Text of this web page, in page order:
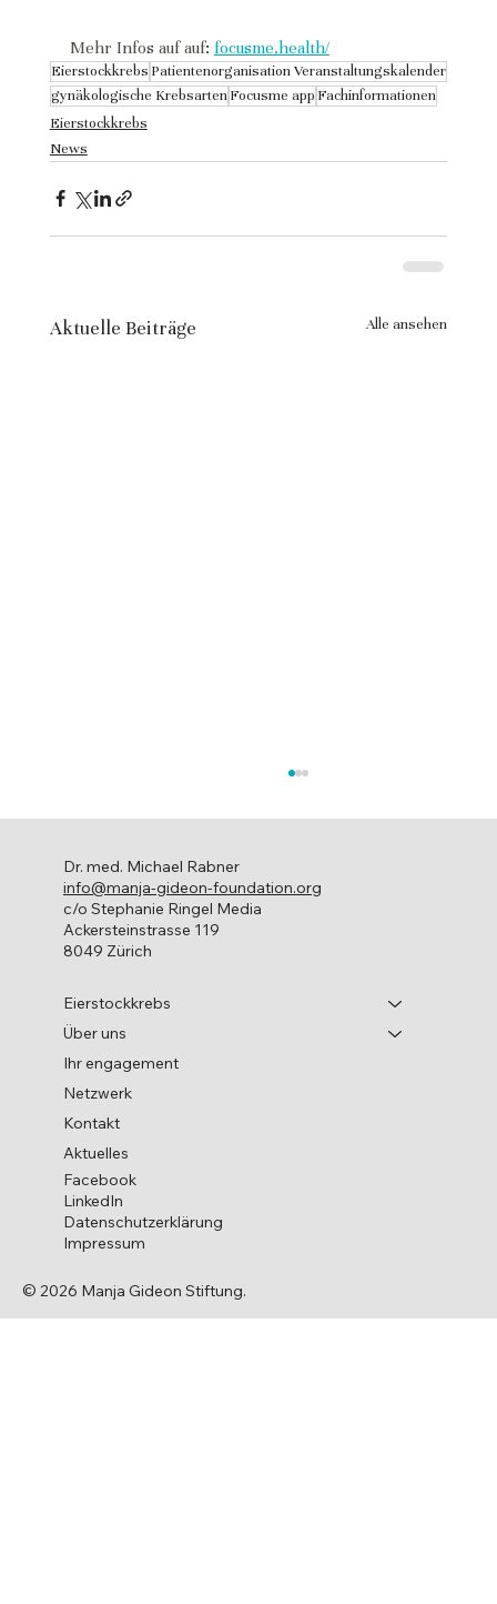
Mehr Infos auf auf: focusme.health/
Eierstockkrebs Patientenorganisation Veranstaltungskalender
gynäkologische Krebsarten Focusme app Fachinformationen
Eierstockkrebs
News
Aktuelle Beiträge Alle ansehen
Leben mit Krebs
Facebook
LinkedIn
Datenschutzerklärung
Impressum
Eierstockkrebs
Über uns
Ihr engagement
Netzwerk
Kontakt
Aktuelles
Dr. med. Michael Rabner
info@manja-gideon-foundation.org
c/o Stephanie Ringel Media
Ackersteinstrasse 119
8049 Zürich
© 2026 Manja Gideon Stiftung.